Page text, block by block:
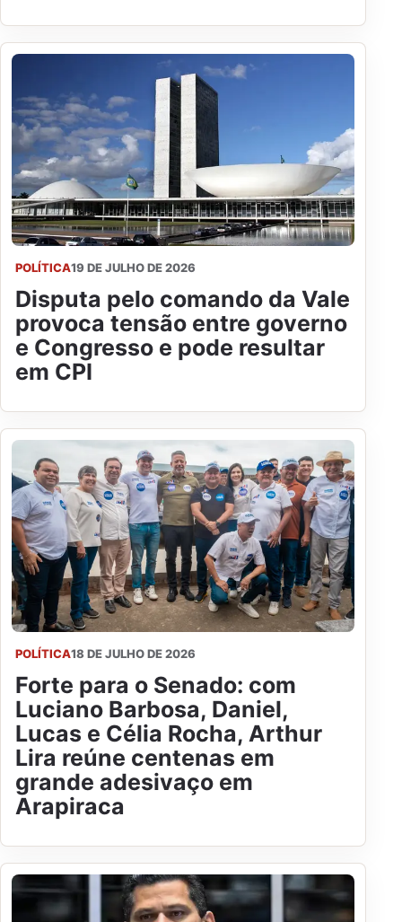
POLÍTICA19 DE JULHO DE 2026
Disputa pelo comando da Vale
provoca tensão entre governo
e Congresso e pode resultar
em CPI
POLÍTICA18 DE JULHO DE 2026
Forte para o Senado: com
Luciano Barbosa, Daniel,
Lucas e Célia Rocha, Arthur
Lira reúne centenas em
grande adesivaço em
Arapiraca